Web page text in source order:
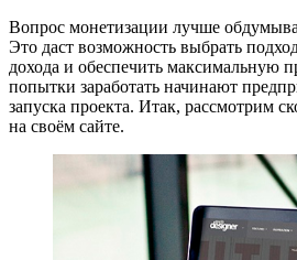
Вопрос монетизации лучше
Это даст возможность выбрать
дохода и обеспечить максимальную
попытки заработать начинают
запуска проекта. Итак, рассмотрим
на своём сайте.